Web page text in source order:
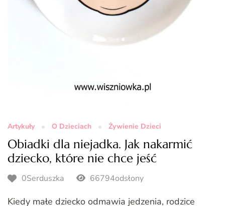
Artykuły O Dzieciach Żywienie Dzieci
Obiadki dla niejadka. Jak nakarmić
dziecko, które nie chce jeść
0Serduszka 66794odsłony
Kiedy małe dziecko odmawia jedzenia, rodzice